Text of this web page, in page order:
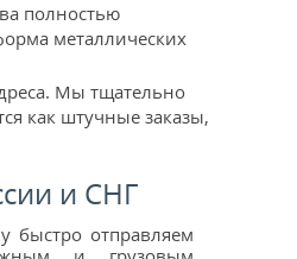
полностью
металлических
Мы тщательно
как штучные заказы,
и СНГ
быстро отправляем